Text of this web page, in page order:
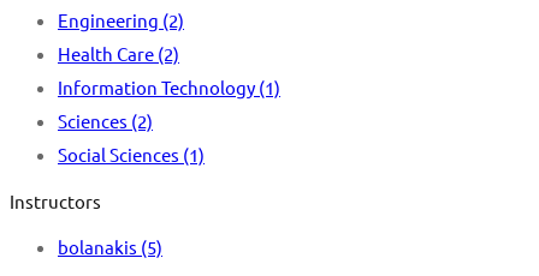
Engineering (2)
Health Care (2)
Information Technology (1)
Sciences (2)
Social Sciences (1)
Instructors
bolanakis (5)